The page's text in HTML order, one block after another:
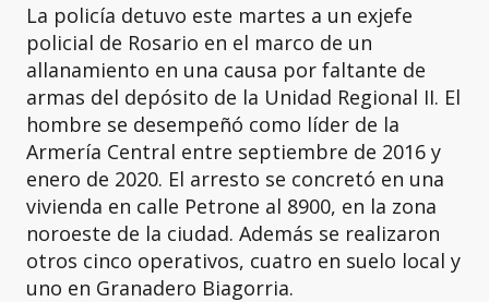
La policía detuvo este martes a un exjefe
policial de Rosario en el marco de un
allanamiento en una causa por faltante de
armas del depósito de la Unidad Regional II. El
hombre se desempeñó como líder de la
Armería Central entre septiembre de 2016 y
enero de 2020. El arresto se concretó en una
vivienda en calle Petrone al 8900, en la zona
noroeste de la ciudad. Además se realizaron
otros cinco operativos, cuatro en suelo local y
uno en Granadero Biagorria.